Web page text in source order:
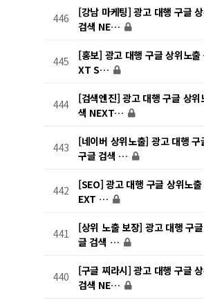
446
[강남 마케팅] 광고 대행 구글
검색 NE…
445
[홍보] 광고 대행 구글 상위노
XT S…
444
[검색엔진] 광고 대행 구글 상
색 NEXT…
443
[네이버 상위노출] 광고 대행
구글 검색 …
442
[SEO] 광고 대행 구글 상위노
EXT …
441
[상위 노출 보장] 광고 대행 구
글 검색 …
440
[구글 찌라시] 광고 대행 구글
검색 NE…